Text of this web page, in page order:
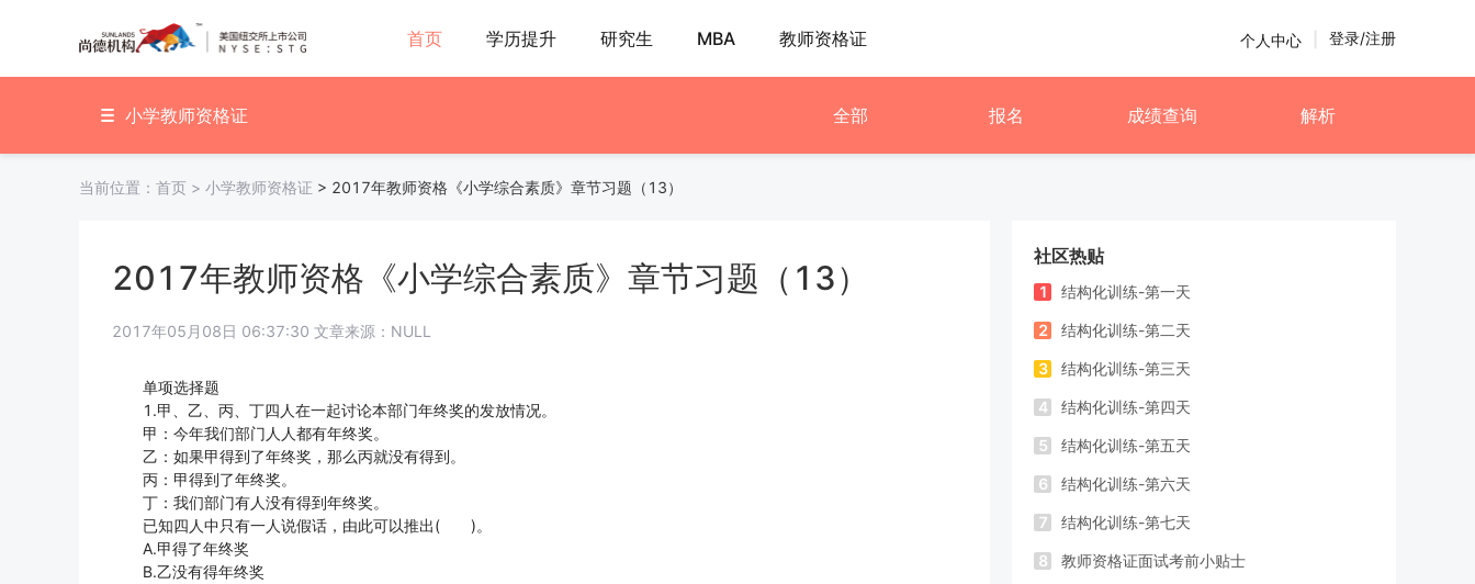
首页 学历提升 研究生 MBA 教师资格证 个人中心 登录/注册
小学教师资格证 全部 报名 成绩查询 解析
当前位置： 首页 > 小学教师资格证 > 2017年教师资格《小学综合素质》章节习题（13）
2017年教师资格《小学综合素质》章节习题（13）
2017年05月08日 06:37:30 文章来源：NULL
单项选择题
1.甲、乙、丙、丁四人在一起讨论本部门年终奖的发放情况。
甲：今年我们部门人人都有年终奖。
乙：如果甲得到了年终奖，那么丙就没有得到。
丙：甲得到了年终奖。
丁：我们部门有人没有得到年终奖。
已知四人中只有一人说假话，由此可以推出( )。
A.甲得了年终奖
B.乙没有得年终奖
社区热贴
1 结构化训练-第一天
2 结构化训练-第二天
3 结构化训练-第三天
4 结构化训练-第四天
5 结构化训练-第五天
6 结构化训练-第六天
7 结构化训练-第七天
8 教师资格证面试考前小贴士